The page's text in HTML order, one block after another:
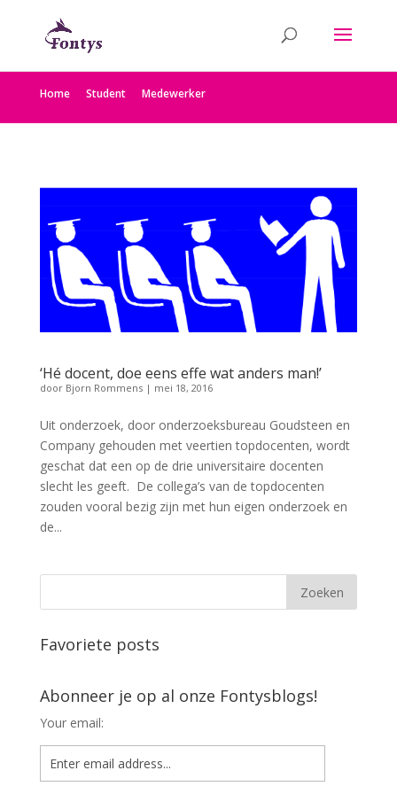
Home Student Medewerker
‘Hé docent, doe eens effe wat anders man!’
door Bjorn Rommens| mei 18, 2016
Uit onderzoek, door onderzoeksbureau Goudsteen en
Company gehouden met veertien topdocenten, wordt
geschat dat een op de drie universitaire docenten
slecht les geeft. De collega’s van de topdocenten
zouden vooral bezig zijn met hun eigen onderzoek en
de...
Favoriete posts
Abonneer je op al onze Fontysblogs!
Your email: